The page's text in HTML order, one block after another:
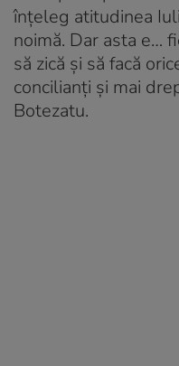
înțeleg atitudinea
noimă. Dar asta e…
să zică și să facă
concilianți și mai
Botezatu.